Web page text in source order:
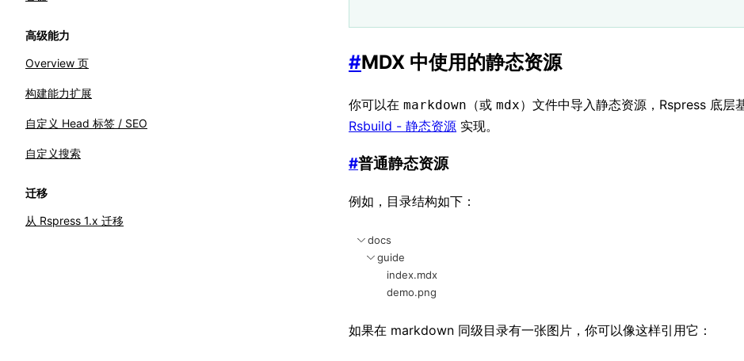
高级能力
Overview 页
构建能力扩展
自定义 Head 标签 / SEO
自定义搜索
迁移
从 Rspress 1.x 迁移
#MDX 中使用的静态资源
你可以在 markdown （或 mdx）文件中导入静态资源，Rspress 底层
Rsbuild - 静态资源 实现。
#普通静态资源
例如，目录结构如下：
docs
guide
index.mdx
demo.png
如果在 markdown 同级目录有一张图片，你可以像这样引用它：